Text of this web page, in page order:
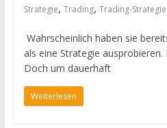
Strategie, Trading, Trading-Strategie
Wahrscheinlich haben sie
als eine Strategie
Doch um dauerhaft
Weiterlesen